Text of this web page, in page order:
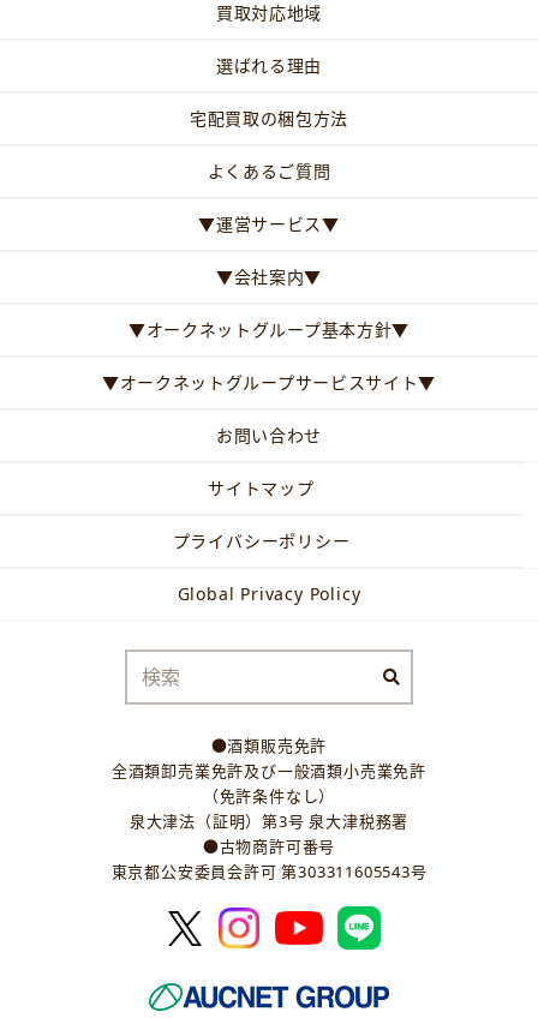
買取対応地域
選ばれる理由
宅配買取の梱包方法
よくあるご質問
▼運営サービス▼
▼会社案内▼
▼オークネットグループ基本方針▼
▼オークネットグループサービスサイト▼
お問い合わせ
サイトマップ
プライバシーポリシー
Global Privacy Policy
●酒類販売免許
全酒類卸売業免許及び一般酒類小売業免許
（免許条件なし）
泉大津法（証明）第3号 泉大津税務署
●古物商許可番号
東京都公安委員会許可 第303311605543号